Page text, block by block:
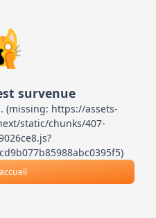
survenue
(missing: https://assets-
static/chunks/407-